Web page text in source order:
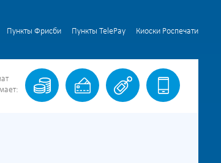
Пункты Фрисби Пункты TelePay Киоски Роспечати